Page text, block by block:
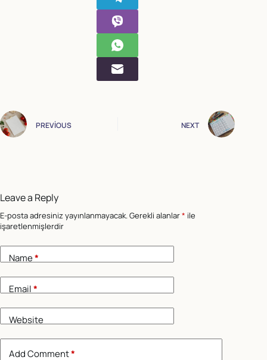
PREVIOUS NEXT
Leave a Reply
E-posta adresiniz yayınlanmayacak.Gerekli alanlar* ile
işaretlenmişlerdir
Name*
Email*
Website
Add Comment*